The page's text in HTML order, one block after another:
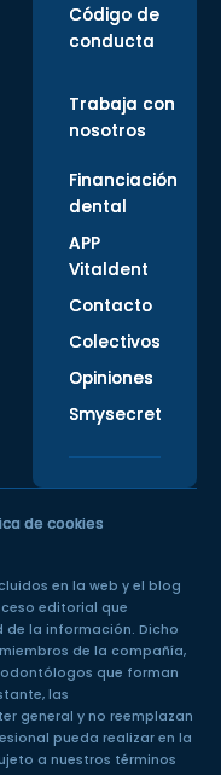
Código de
conducta
Trabaja con
nosotros
Financiación
dental
APP
Vitaldent
Contacto
Colectivos
Opiniones
Smysecret
de cookies
en la web y el blog
editorial que
la información. Dicho
de la compañía,
que forman
las
general y no reemplazan
pueda realizar en la
a nuestros términos